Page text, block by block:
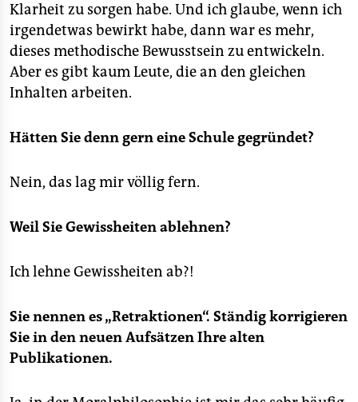
Klarheit zu sorgen habe. Und ich glaube, wenn ich
irgendetwas bewirkt habe, dann war es mehr,
dieses methodische Bewusstsein zu entwickeln.
Aber es gibt kaum Leute, die an den gleichen
Inhalten arbeiten.
Hätten Sie denn gern eine Schule gegründet?
Nein, das lag mir völlig fern.
Weil Sie Gewissheiten ablehnen?
Ich lehne Gewissheiten ab?!
Sie nennen es „Retraktionen“. Ständig korrigieren
Sie in den neuen Aufsätzen Ihre alten
Publikationen.